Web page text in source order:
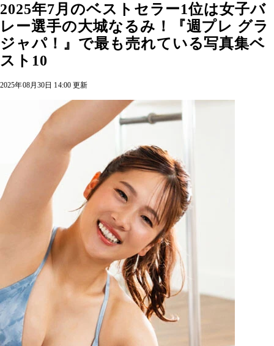
2025年7月のベストセラー1位は女子バ
レー選手の大城なるみ！『週プレ グラ
ジャパ！』で最も売れている写真集ベ
スト10
2025年08月30日 14:00 更新